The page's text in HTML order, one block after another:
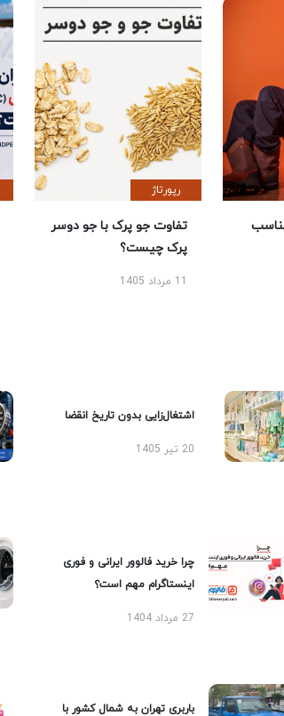
رپورتاژ
تفاوت جو پرک با جو دوسر
پرک چیست؟
11 مرداد 1405
اشتغال‌زایی بدون تاریخ انقضا
20 تیر 1405
چرا خرید فالوور ایرانی و فوری
اینستاگرام مهم است؟
27 مرداد 1404
باربری تهران به شمال کشور با